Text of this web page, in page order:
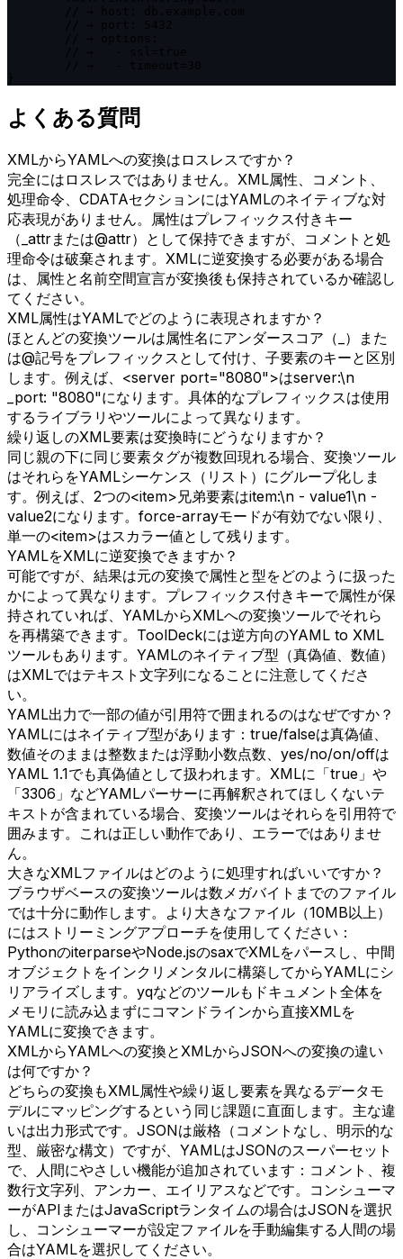
よくある質問
XMLからYAMLへの変換はロスレスですか？
完全にはロスレスではありません。XML属性、コメント、
処理命令、CDATAセクションにはYAMLのネイティブな対
応表現がありません。属性はプレフィックス付きキー
（_attrまたは@attr）として保持できますが、コメントと処
理命令は破棄されます。XMLに逆変換する必要がある場合
は、属性と名前空間宣言が変換後も保持されているか確認し
てください。
XML属性はYAMLでどのように表現されますか？
ほとんどの変換ツールは属性名にアンダースコア（_）また
は@記号をプレフィックスとして付け、子要素のキーと区別
します。例えば、<server port="8080">はserver:\n
_port: "8080"になります。具体的なプレフィックスは使用
するライブラリやツールによって異なります。
繰り返しのXML要素は変換時にどうなりますか？
同じ親の下に同じ要素タグが複数回現れる場合、変換ツール
はそれらをYAMLシーケンス（リスト）にグループ化しま
す。例えば、2つの<item>兄弟要素はitem:\n - value1\n -
value2になります。force-arrayモードが有効でない限り、
単一の<item>はスカラー値として残ります。
YAMLをXMLに逆変換できますか？
可能ですが、結果は元の変換で属性と型をどのように扱った
かによって異なります。プレフィックス付きキーで属性が保
持されていれば、YAMLからXMLへの変換ツールでそれら
を再構築できます。ToolDeckには逆方向のYAML to XML
ツールもあります。YAMLのネイティブ型（真偽値、数値）
はXMLではテキスト文字列になることに注意してくださ
い。
YAML出力で一部の値が引用符で囲まれるのはなぜですか？
YAMLにはネイティブ型があります：true/falseは真偽値、
数値そのままは整数または浮動小数点数、yes/no/on/offは
YAML 1.1でも真偽値として扱われます。XMLに「true」や
「3306」などYAMLパーサーに再解釈されてほしくないテ
キストが含まれている場合、変換ツールはそれらを引用符で
囲みます。これは正しい動作であり、エラーではありませ
ん。
大きなXMLファイルはどのように処理すればいいですか？
ブラウザベースの変換ツールは数メガバイトまでのファイル
では十分に動作します。より大きなファイル（10MB以上）
にはストリーミングアプローチを使用してください：
PythonのiterparseやNode.jsのsaxでXMLをパースし、中間
オブジェクトをインクリメンタルに構築してからYAMLにシ
リアライズします。yqなどのツールもドキュメント全体を
メモリに読み込まずにコマンドラインから直接XMLを
YAMLに変換できます。
XMLからYAMLへの変換とXMLからJSONへの変換の違い
は何ですか？
どちらの変換もXML属性や繰り返し要素を異なるデータモ
デルにマッピングするという同じ課題に直面します。主な違
いは出力形式です。JSONは厳格（コメントなし、明示的な
型、厳密な構文）ですが、YAMLはJSONのスーパーセット
で、人間にやさしい機能が追加されています：コメント、複
数行文字列、アンカー、エイリアスなどです。コンシューマ
ーがAPIまたはJavaScriptランタイムの場合はJSONを選択
し、コンシューマーが設定ファイルを手動編集する人間の場
合はYAMLを選択してください。